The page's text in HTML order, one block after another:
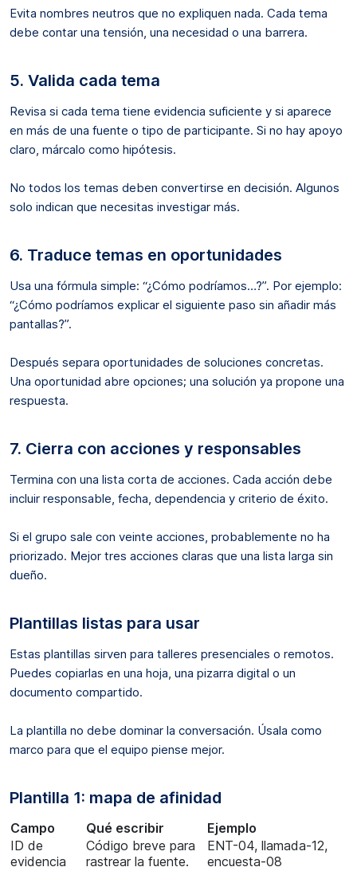
Evita nombres neutros que no expliquen nada. Cada tema
debe contar una tensión, una necesidad o una barrera.
5. Valida cada tema
Revisa si cada tema tiene evidencia suficiente y si aparece
en más de una fuente o tipo de participante. Si no hay apoyo
claro, márcalo como hipótesis.
No todos los temas deben convertirse en decisión. Algunos
solo indican que necesitas investigar más.
6. Traduce temas en oportunidades
Usa una fórmula simple: “¿Cómo podríamos…?”. Por ejemplo:
“¿Cómo podríamos explicar el siguiente paso sin añadir más
pantallas?”.
Después separa oportunidades de soluciones concretas.
Una oportunidad abre opciones; una solución ya propone una
respuesta.
7. Cierra con acciones y responsables
Termina con una lista corta de acciones. Cada acción debe
incluir responsable, fecha, dependencia y criterio de éxito.
Si el grupo sale con veinte acciones, probablemente no ha
priorizado. Mejor tres acciones claras que una lista larga sin
dueño.
Plantillas listas para usar
Estas plantillas sirven para talleres presenciales o remotos.
Puedes copiarlas en una hoja, una pizarra digital o un
documento compartido.
La plantilla no debe dominar la conversación. Úsala como
marco para que el equipo piense mejor.
Plantilla 1: mapa de afinidad
Campo Qué escribir
Ejemplo
ID de
evidencia
Código breve para
rastrear la fuente.
ENT-04, llamada-12,
encuesta-08